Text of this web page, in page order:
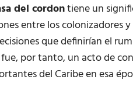
del cordontiene un
entre los colonizadores
que definirían el
por tanto, un acto de
del Caribe en esa